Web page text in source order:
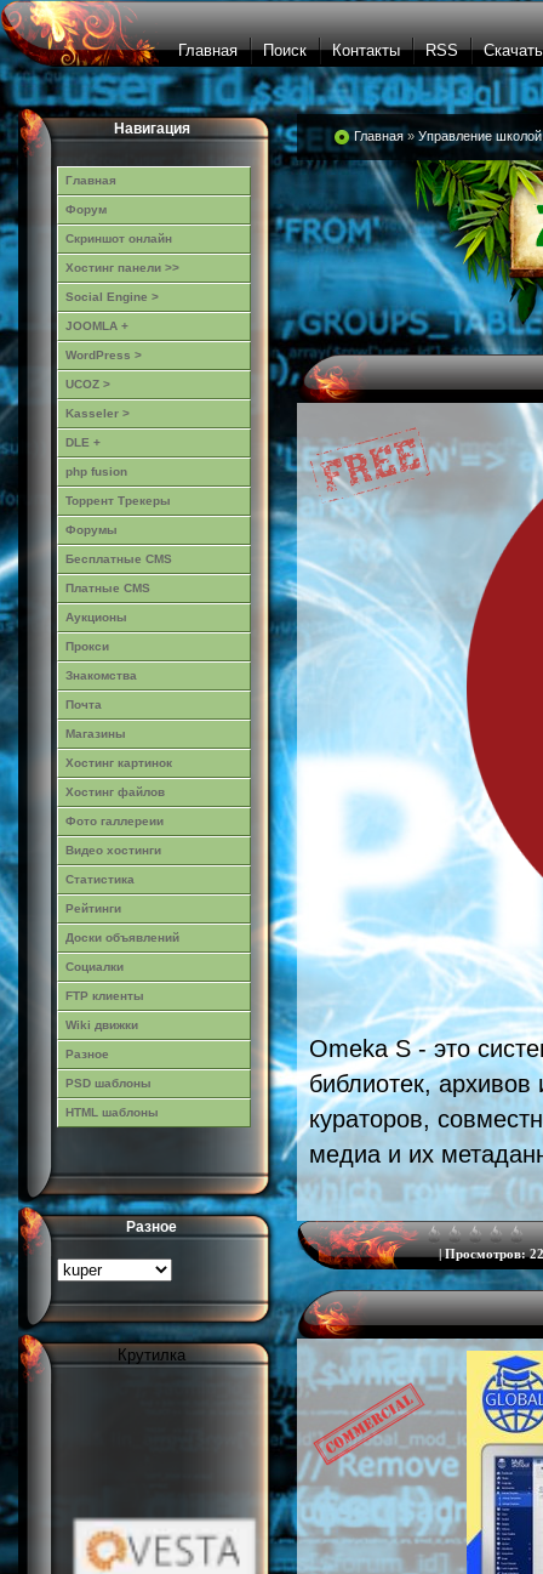
Главная Поиск Контакты RSS
Главная»Управление школой
Omeka S - это
библиотек,
кураторов,
медиа и их
|Просмотров:
Навигация
Главная
Форум
Скриншот онлайн
Хостинг панели >>
Social Engine >
JOOMLA +
WordPress >
UCOZ >
Kasseler >
DLE +
php fusion
Торрент Трекеры
Форумы
Бесплатные CMS
Платные CMS
Аукционы
Прокси
Знакомства
Почта
Магазины
Хостинг картинок
Хостинг файлов
Фото галлереии
Видео хостинги
Статистика
Рейтинги
Доски объявлений
Социалки
FTP клиенты
Wiki движки
Разное
PSD шаблоны
HTML шаблоны
Разное
Крутилка